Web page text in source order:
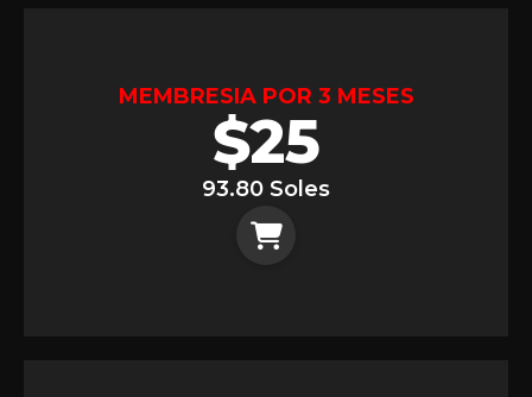
MEMBRESIA POR 3 MESES
$25
93.80 Soles